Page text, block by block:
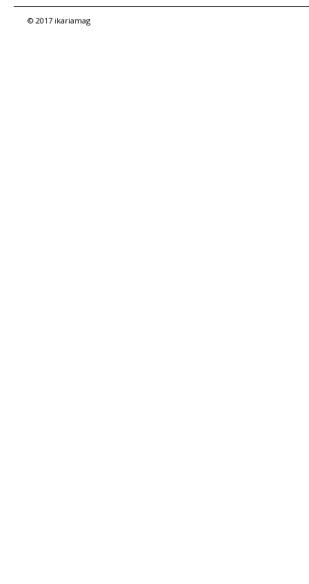
© 2017 ikariamag